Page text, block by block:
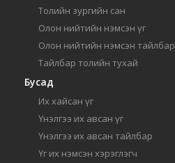
Толийн зургийн сан
Олон нийтийн нэмсэн үг
Олон нийтийн нэмсэн тайлбар
Тайлбар толийн тухай
Бусад
Их хайсан үг
Үнэлгээ их авсан үг
Үнэлгээ их авсан тайлбар
Үг их нэмсэн хэрэглэгч